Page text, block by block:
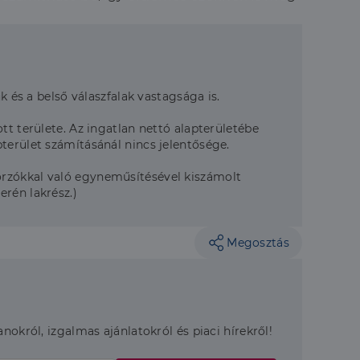
a belső válaszfalak vastagsága is.
területe. Az ingatlan nettó alapterületébe
számításánál nincs jelentősége.
való egyneműsítésével kiszámolt
lakrész.)
Megosztás
izgalmas ajánlatokról és piaci hírekről!
a weboldal
hogy a
hogy a tárolt